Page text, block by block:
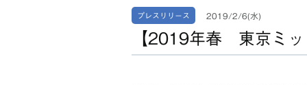
プレスリリース 2019/2/6(水)
【2019年春 東京ミ